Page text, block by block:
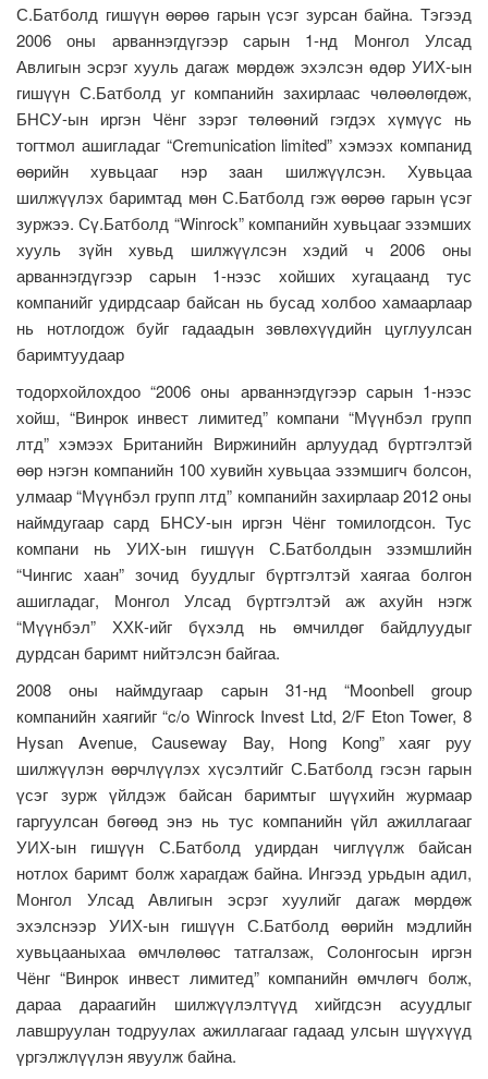
С.Батболд гишүүн өөрөө гарын үсэг зурсан байна. Тэгээд
2006 оны арваннэгдүгээр сарын 1-нд Монгол Улсад
Авлигын эсрэг хууль дагаж мөрдөж эхэлсэн өдөр УИХ-ын
гишүүн С.Батболд уг компанийн захирлаас чөлөөлөгдөж,
БНСУ-ын иргэн Чёнг зэрэг төлөөний гэгдэх хүмүүс нь
тогтмол ашигладаг “Cremunication limited” хэмээх компанид
өөрийн хувьцааг нэр заан шилжүүлсэн. Хувьцаа
шилжүүлэх баримтад мөн С.Батболд гэж өөрөө гарын үсэг
зуржээ. Сү.Батболд “Winrock” компанийн хувьцааг эзэмших
хууль зүйн хувьд шилжүүлсэн хэдий ч 2006 оны
арваннэгдүгээр сарын 1-нээс хойших хугацаанд тус
компанийг удирдсаар байсан нь бусад холбоо хамаарлаар
нь нотлогдож буйг гадаадын зөвлөхүүдийн цуглуулсан
баримтуудаар
тодорхойлохдоо “2006 оны арваннэгдүгээр сарын 1-нээс
хойш, “Винрок инвест лимитед” компани “Мүүнбэл групп
лтд” хэмээх Британийн Виржинийн арлуудад бүртгэлтэй
өөр нэгэн компанийн 100 хувийн хувьцаа эзэмшигч болсон,
улмаар “Мүүнбэл групп лтд” компанийн захирлаар 2012 оны
наймдугаар сард БНСУ-ын иргэн Чёнг томилогдсон. Тус
компани нь УИХ-ын гишүүн С.Батболдын эзэмшлийн
“Чингис хаан” зочид буудлыг бүртгэлтэй хаягаа болгон
ашигладаг, Монгол Улсад бүртгэлтэй аж ахуйн нэгж
“Мүүнбэл” ХХК-ийг бүхэлд нь өмчилдөг байдлуудыг
дурдсан баримт нийтэлсэн байгаа.
2008 оны наймдугаар сарын 31-нд “Moonbell group
компанийн хаягийг “c/o Winrock Invest Ltd, 2/F Eton Tower, 8
Hysan Avenue, Causeway Bay, Hong Kong” хаяг руу
шилжүүлэн өөрчлүүлэх хүсэлтийг С.Батболд гэсэн гарын
үсэг зурж үйлдэж байсан баримтыг шүүхийн журмаар
гаргуулсан бөгөөд энэ нь тус компанийн үйл ажиллагааг
УИХ-ын гишүүн С.Батболд удирдан чиглүүлж байсан
нотлох баримт болж харагдаж байна. Ингээд урьдын адил,
Монгол Улсад Авлигын эсрэг хуулийг дагаж мөрдөж
эхэлснээр УИХ-ын гишүүн С.Батболд өөрийн мэдлийн
хувьцааныхаа өмчлөлөөс татгалзаж, Солонгосын иргэн
Чёнг “Винрок инвест лимитед” компанийн өмчлөгч болж,
дараа дараагийн шилжүүлэлтүүд хийгдсэн асуудлыг
лавшруулан тодруулах ажиллагааг гадаад улсын шүүхүүд
үргэлжлүүлэн явуулж байна.